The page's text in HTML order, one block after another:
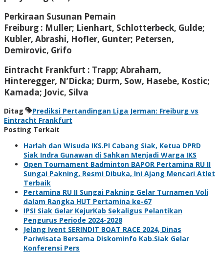
Perkiraan Susunan Pemain
Freiburg : Muller; Lienhart, Schlotterbeck, Gulde;
Kubler, Abrashi, Hofler, Gunter; Petersen,
Demirovic, Grifo
Eintracht Frankfurt : Trapp; Abraham,
Hinteregger, N’Dicka; Durm, Sow, Hasebe, Kostic;
Kamada; Jovic, Silva
Ditag
Prediksi Pertandingan Liga Jerman: Freiburg vs
Eintracht Frankfurt
Posting Terkait
Harlah dan Wisuda IKS.PI Cabang Siak, Ketua DPRD
Siak Indra Gunawan di Sahkan Menjadi Warga IKS
Open Tournament Badminton BAPOR Pertamina RU II
Sungai Pakning, Resmi Dibuka, Ini Ajang Mencari Atlet
Terbaik
Pertamina RU II Sungai Pakning Gelar Turnamen Voli
dalam Rangka HUT Pertamina ke-67
IPSI Siak Gelar KejurKab Sekaligus Pelantikan
Pengurus Periode 2024-2028
Jelang Ivent SERINDIT BOAT RACE 2024, Dinas
Pariwisata Bersama Diskominfo Kab.Siak Gelar
Konferensi Pers